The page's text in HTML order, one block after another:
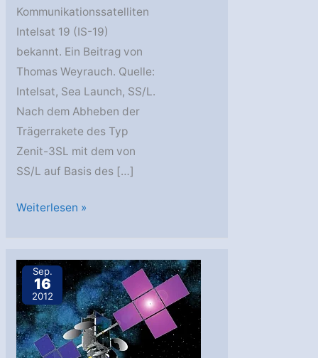
Kommunikationssatelliten
Intelsat 19 (IS-19)
bekannt. Ein Beitrag von
Thomas Weyrauch. Quelle:
Intelsat, Sea Launch, SS/L.
Nach dem Abheben der
Trägerrakete des Typ
Zenit-3SL mit dem von
SS/L auf Basis des […]
IS-
aufgeklärt
Weiterlesen »
Sep.
16
2012